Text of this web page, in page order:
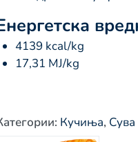
4139 kcal/kg
17,31 MJ/kg
: Кучиња,